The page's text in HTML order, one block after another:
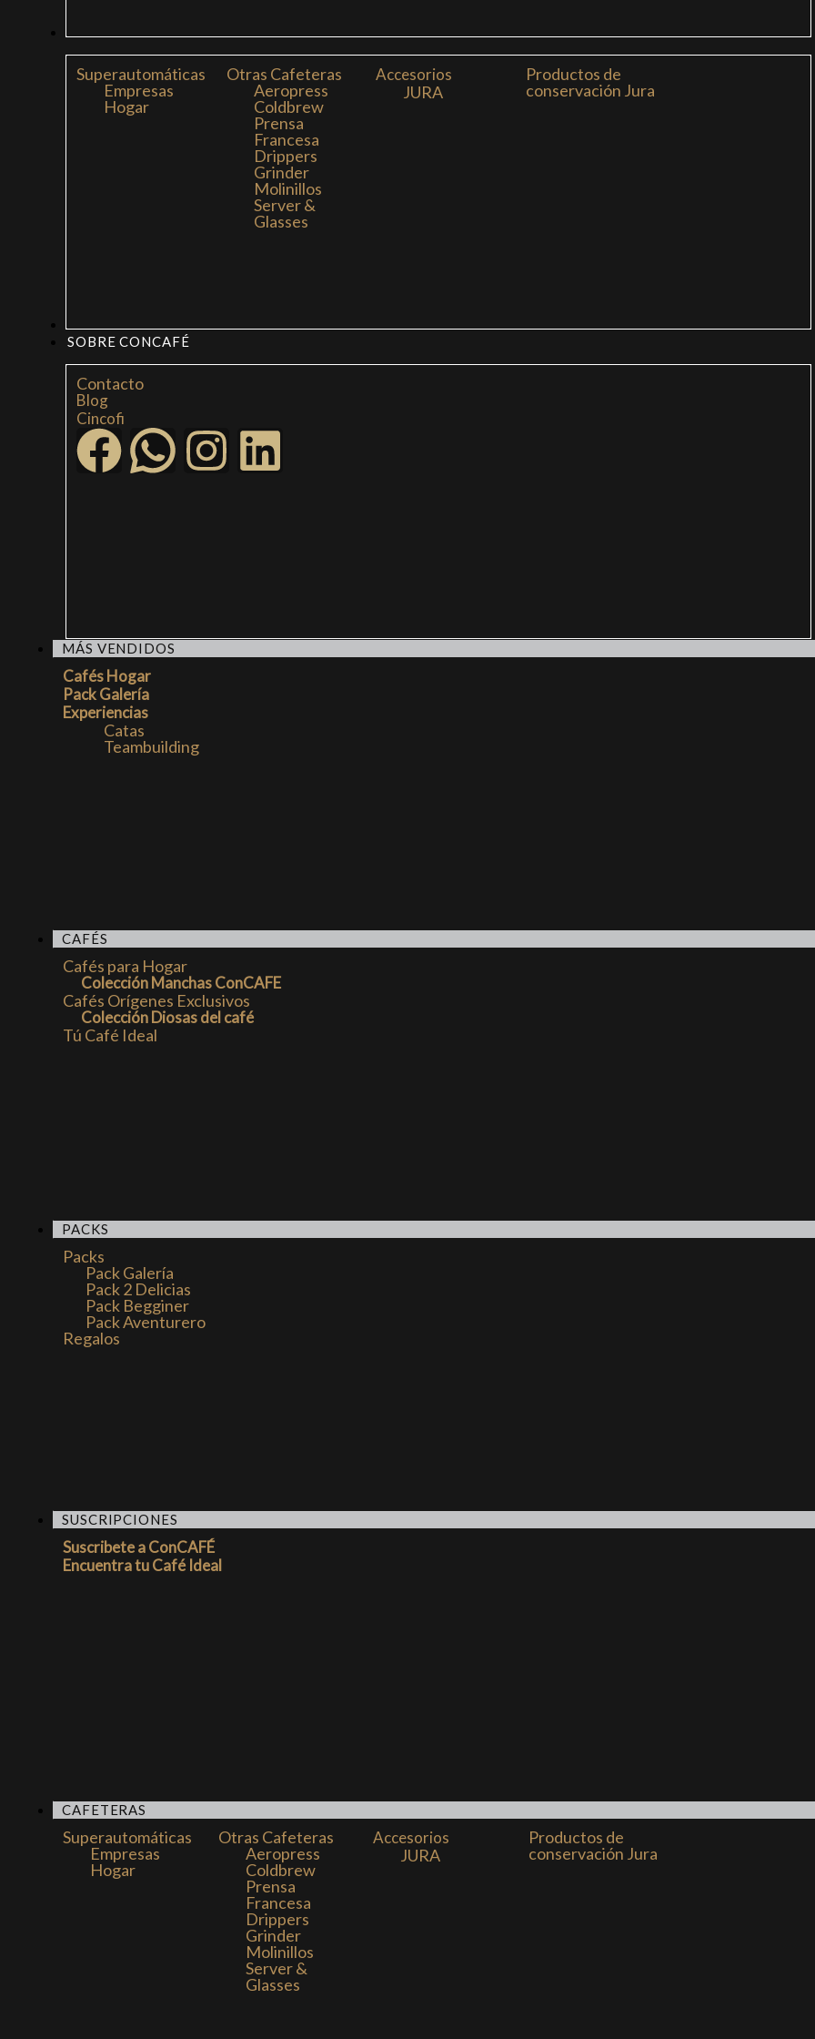
Superautomáticas
Empresas
Hogar
Otras Cafeteras
Aeropress
Coldbrew
Prensa
Francesa
Drippers
Grinder
Molinillos
Server &
Glasses
Accesorios
JURA
Productos de
conservación Jura
SOBRE CONCAFÉ
Contacto
Blog
Cincofi
MÁS VENDIDOS
Cafés Hogar
Pack Galería
Experiencias
Catas
Teambuilding
CAFÉS
Cafés para Hogar
Colección Manchas ConCAFE
Cafés Orígenes Exclusivos
Colección Diosas del café
Tú Café Ideal
PACKS
Packs
Pack Galería
Pack 2 Delicias
Pack Begginer
Pack Aventurero
Regalos
SUSCRIPCIONES
Suscribete a ConCAFÉ
Encuentra tu Café Ideal
CAFETERAS
Superautomáticas
Empresas
Hogar
Otras Cafeteras
Aeropress
Coldbrew
Prensa
Francesa
Drippers
Grinder
Molinillos
Server &
Glasses
Accesorios
JURA
Productos de
conservación Jura